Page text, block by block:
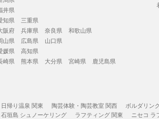
井県
知県
三重県
阪府 兵庫県 奈良県
和歌山県
山県 広島県
山口県
媛県
高知県
崎県 熊本県 大分県 宮崎県
鹿児島県
日帰り温泉 関東 陶芸体験・陶芸教室 関西 ボルダリン
石垣島 シュノーケリング ラフティング 関東 ニセコ ラ